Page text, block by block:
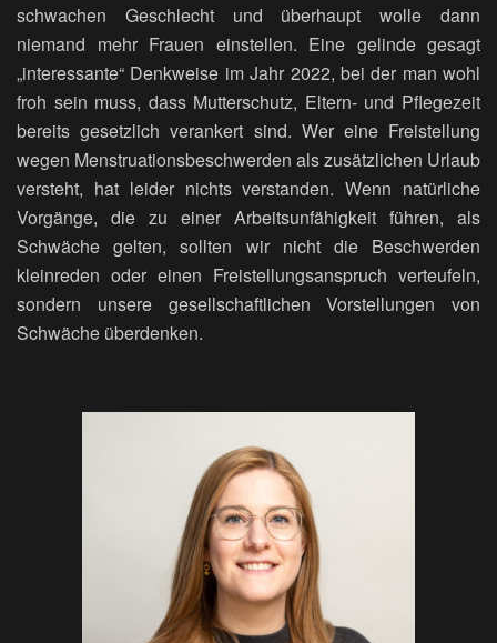
schwachen Geschlecht und überhaupt wolle dann
niemand mehr Frauen einstellen. Eine gelinde gesagt
„interessante“ Denkweise im Jahr 2022, bei der man wohl
froh sein muss, dass Mutterschutz, Eltern- und Pflegezeit
bereits gesetzlich verankert sind. Wer eine Freistellung
wegen Menstruationsbeschwerden als zusätzlichen Urlaub
versteht, hat leider nichts verstanden. Wenn natürliche
Vorgänge, die zu einer Arbeitsunfähigkeit führen, als
Schwäche gelten, sollten wir nicht die Beschwerden
kleinreden oder einen Freistellungsanspruch verteufeln,
sondern unsere gesellschaftlichen Vorstellungen von
Schwäche überdenken.